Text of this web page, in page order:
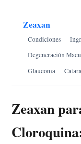
Zeaxan
Condiciones
Degeneración
Glaucoma
Zeaxan